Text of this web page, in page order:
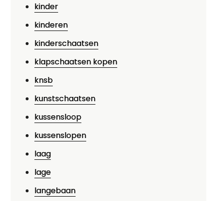
kinder
kinderen
kinderschaatsen
klapschaatsen kopen
knsb
kunstschaatsen
kussensloop
kussenslopen
laag
lage
langebaan